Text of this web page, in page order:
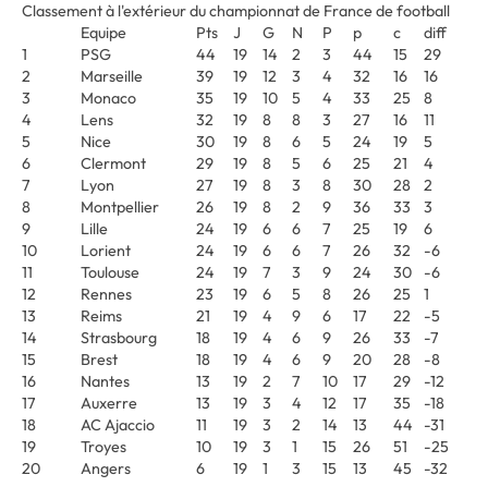
Classement à l'extérieur du championnat de France de football
Equipe
Pts J G N P p c
diff
1
PSG 44 19 14 2 3 44 15
29
2
Marseille 39 19 12 3 4 32 16
16
3
Monaco 35 19 10 5 4 33 25
8
4
Lens 32 19 8 8 3 27 16
11
5
Nice 30 19 8 6 5 24 19
5
6
Clermont 29 19 8 5 6 25 21
4
7
Lyon 27 19 8 3 8 30 28
2
8
Montpellier 26 19 8 2 9 36 33
3
9
Lille 24 19 6 6 7 25 19
6
10
Lorient 24 19 6 6 7 26 32
-6
11
Toulouse 24 19 7 3 9 24 30
-6
12
Rennes 23 19 6 5 8 26 25
1
13
Reims 21 19 4 9 6 17 22
-5
14
Strasbourg 18 19 4 6 9 26 33
-7
15
Brest 18 19 4 6 9 20 28
-8
16
Nantes 13 19 2 7 10 17 29
-12
17
Auxerre 13 19 3 4 12 17 35
-18
18
AC Ajaccio 11 19 3 2 14 13 44
-31
19
Troyes 10 19 3 1 15 26 51
-25
20
Angers 6 19 1 3 15 13 45 -32